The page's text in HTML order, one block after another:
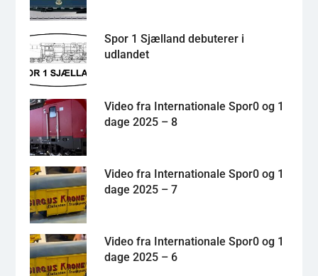
Spor 1 Sjælland debuterer i
udlandet
Video fra Internationale Spor0 og 1
dage 2025 – 8
Video fra Internationale Spor0 og 1
dage 2025 – 7
Video fra Internationale Spor0 og 1
dage 2025 – 6